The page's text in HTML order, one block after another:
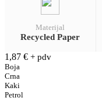
Materijal
Recycled Paper
1,87 € + pdv
Boja
Crna
Kaki
Petrol